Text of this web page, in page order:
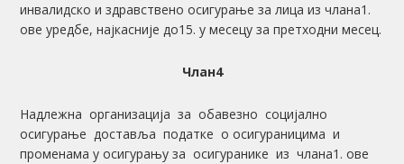
инвалидско и здравствено осигурање за лица из члана1.
ове уредбе, најкасније до15. у месецу за претходни месец.
Члан4
Надлежна организација за обавезно социјално
осигурање доставља податке о осигураницима и
променама у осигурању за осигуранике из члана1. ове